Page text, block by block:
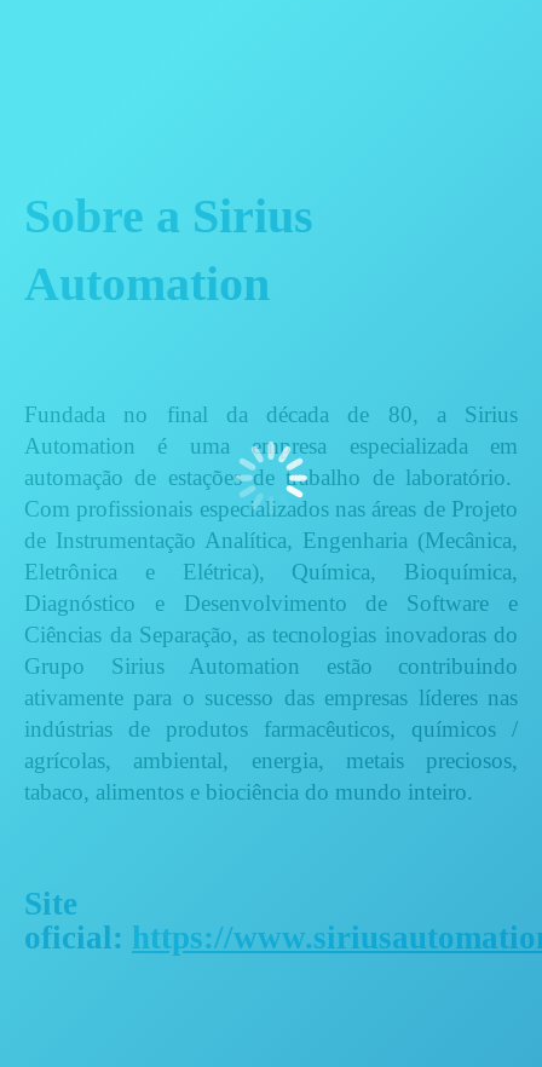
Sobre a Sirius
Automation
Fundada no final da década de 80, a Sirius
Automation é uma empresa especializada em
automação de estações de trabalho de laboratório.
Com profissionais especializados nas áreas de Projeto
de Instrumentação Analítica, Engenharia (Mecânica,
Eletrônica e Elétrica), Química, Bioquímica,
Diagnóstico e Desenvolvimento de Software e
Ciências da Separação, as tecnologias inovadoras do
Grupo Sirius Automation estão contribuindo
ativamente para o sucesso das empresas líderes nas
indústrias de produtos farmacêuticos, químicos /
agrícolas, ambiental, energia, metais preciosos,
tabaco, alimentos e biociência do mundo inteiro.
Site
oficial: https://